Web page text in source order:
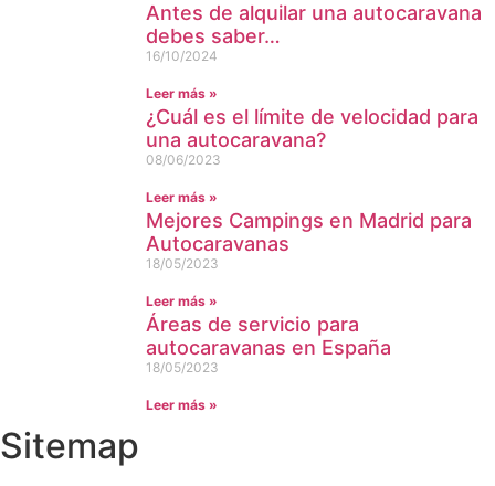
Antes de alquilar una autocaravana
debes saber…
16/10/2024
Leer más »
¿Cuál es el límite de velocidad para
una autocaravana?
08/06/2023
Leer más »
Mejores Campings en Madrid para
Autocaravanas
18/05/2023
Leer más »
Áreas de servicio para
autocaravanas en España
18/05/2023
Leer más »
Sitemap